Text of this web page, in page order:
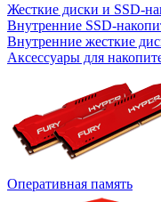
Жесткие диски и SSD-
Внутренние SSD-
Внутренние жесткие
Аксессуары для
Оперативная память